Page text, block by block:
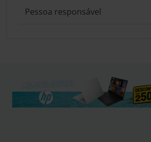
Pessoa responsável